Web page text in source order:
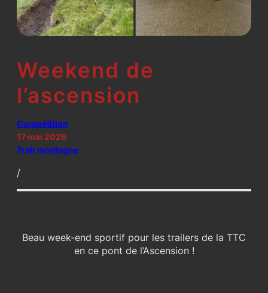
Weekend de
l’ascension
Compétition
17 mai 2026
Trail montagne
/
Beau week-end sportif pour les trailers de la TTC
en ce pont de l’Ascension !